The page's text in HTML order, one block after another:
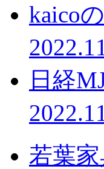
kaico
日経
若葉